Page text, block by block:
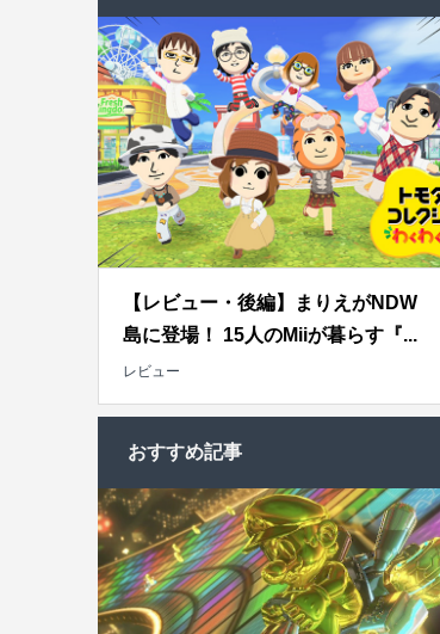
【レビュー・後編】まりえがNDW
島に登場！ 15人のMiiが暮らす『...
レビュー
おすすめ記事